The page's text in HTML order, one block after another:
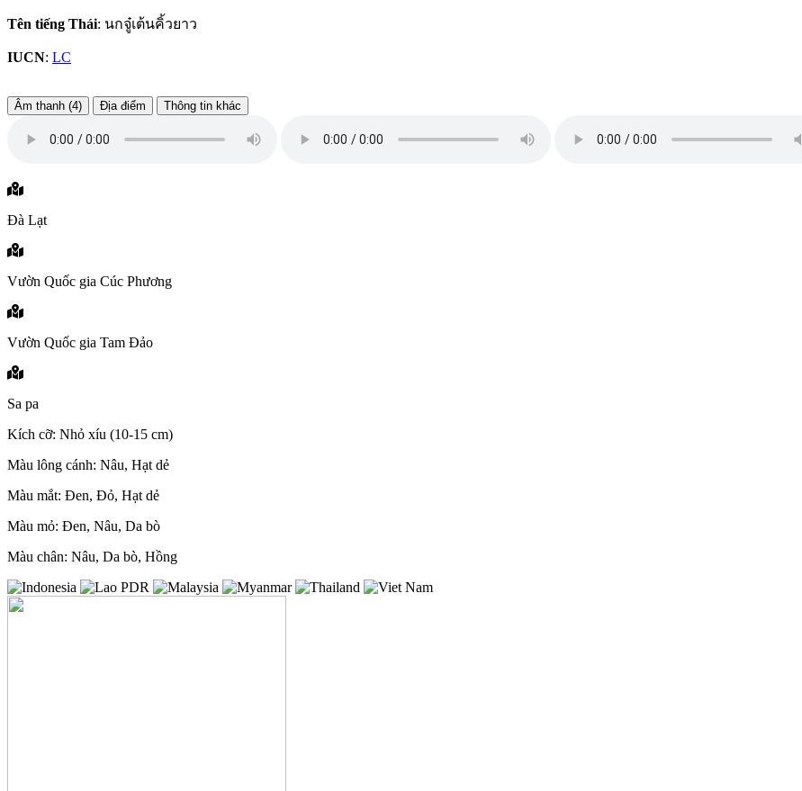
Tên tiếng Thái: นกจู๋เต้นคิ้วยาว
IUCN: LC
Âm thanh (4) Địa điểm Thông tin khác
Đà Lạt
Vườn Quốc gia Cúc Phương
Vườn Quốc gia Tam Đảo
Sa pa
Kích cỡ: Nhỏ xíu (10-15 cm)
Màu lông cánh: Nâu, Hạt dẻ
Màu mắt: Đen, Đỏ, Hạt dẻ
Màu mỏ: Đen, Nâu, Da bò
Màu chân: Nâu, Da bò, Hồng